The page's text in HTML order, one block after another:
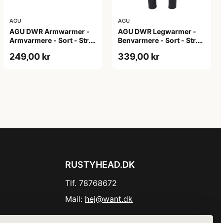
AGU
AGU DWR Armwarmer -
Armvarmere - Sort - Str.
249,00 kr
AGU
AGU DWR Legwarmer -
Benvarmere - Sort - Str.
339,00 kr
RUSTYHEAD.DK
Tlf. 78768672
Mail: hej@want.dk